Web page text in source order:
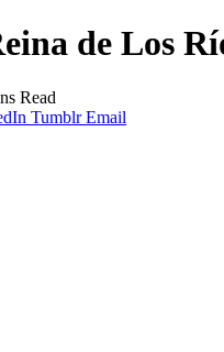
de Los
Read
Tumblr Email